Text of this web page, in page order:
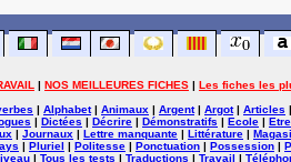
| NOS MEILLEURES FICHES | Les fiches les
| Alphabet| Animaux | Argent| Argot| Articles |
| Dictées | Décrire | Démonstratifs | Ecole | Etre
| Journaux | Lettre manquante | Littérature |
| Pluriel | Politesse | Ponctuation | Possession |
| Tous les tests | Traductions | Travail |